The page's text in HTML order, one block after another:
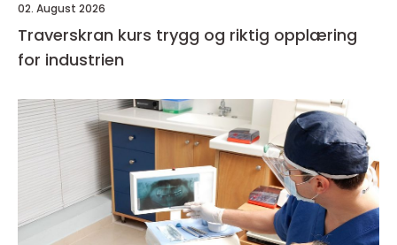
02. August 2026
Traverskran kurs trygg og riktig opplæring
for industrien